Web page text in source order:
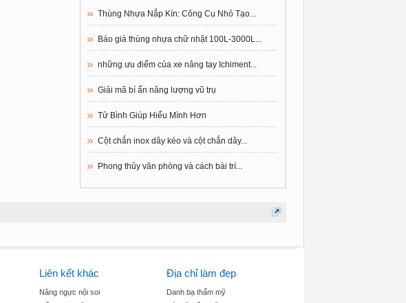
Thùng Nhựa Nắp Kín: Công Cụ Nhỏ Tạo...
Báo giá thùng nhựa chữ nhật 100L-3000L...
những ưu điểm của xe nâng tay Ichiment...
Giải mã bí ẩn năng lượng vũ trụ
Tử Bình Giúp Hiểu Mình Hơn
Cột chắn inox dây kéo và cột chắn dây...
Phong thủy văn phòng và cách bài trí...
Liên kết khác
Nâng ngực nội soi
Địa chỉ làm đẹp
Danh bạ thẩm mỹ